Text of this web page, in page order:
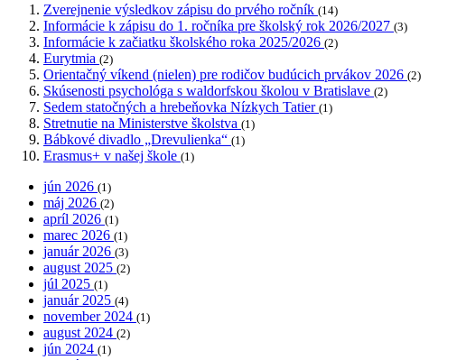
Zverejnenie výsledkov zápisu do prvého ročník (14)
Informácie k zápisu do 1. ročníka pre školský rok 2026/2027 (3)
Informácie k začiatku školského roka 2025/2026 (2)
Eurytmia (2)
Orientačný víkend (nielen) pre rodičov budúcich prvákov 2026 (2)
Skúsenosti psychológa s waldorfskou školou v Bratislave (2)
Sedem statočných a hrebeňovka Nízkych Tatier (1)
Stretnutie na Ministerstve školstva (1)
Bábkové divadlo „Drevulienka“ (1)
Erasmus+ v našej škole (1)
jún 2026 (1)
máj 2026 (2)
apríl 2026 (1)
marec 2026 (1)
január 2026 (3)
august 2025 (2)
júl 2025 (1)
január 2025 (4)
november 2024 (1)
august 2024 (2)
jún 2024 (1)